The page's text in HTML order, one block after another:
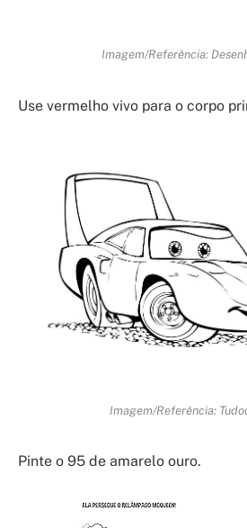
Imagem/Referência:
Use vermelho vivo para o corpo
Imagem/Referência:
Pinte o 95 de amarelo ouro.